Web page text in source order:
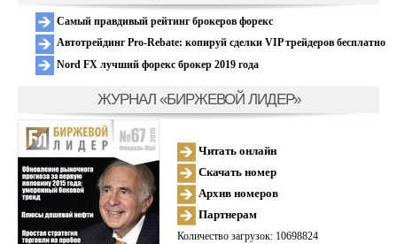
Самый правдивый рейтинг брокеров форекс
Автотрейдинг Pro-Rebate: копируй сделки VIP трейдеров бесплатно
Nord FX лучший форекс брокер 2019 года
ЖУРНАЛ «БИРЖЕВОЙ ЛИДЕР»
Читать онлайн
Скачать номер
Архив номеров
Партнерам
Количество загрузок: 10698824